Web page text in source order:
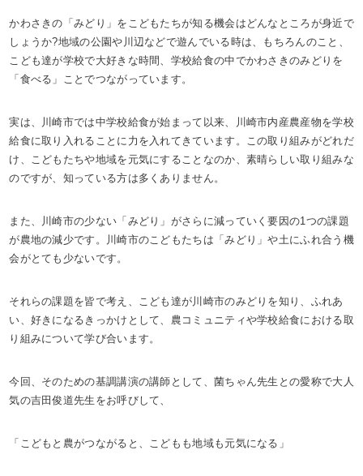
かわさきの「みどり」をこどもたちが知る機会はどんなところが身近で
しょうか?地域の公園や川辺などで遊んでいる時は、もちろんのこと、
こども達が学校で大好きな時間、学校給食の中でかわさきのみどりを
「食べる」ことでつながっています。
実は、川崎市では中学校給食が始まって以来、川崎市内産農産物を学校
給食に取り入れることに力を入れてきています。この取り組みがどれだ
け、こどもたちや地域を元気にすることなのか、素晴らしい取り組みな
のですが、知っている方は多くありません。
また、川崎市の少ない「みどり」がさらに減っていく要因の1つの課題
が農地の減少です。川崎市のこどもたちは「みどり」や土にふれ合う機
会がとても少ないです。
それらの課題を皆で考え、こども達が川崎市のみどりを知り、ふれあ
い、好きになるきっかけとして、農コミュニティや学校給食における取
り組みについて学び合います。
今回、そのための基調講演の講師として、菌ちゃん先生との愛称で大人
気の吉田俊道先生をお呼びして、
「こどもと農がつながると、こどもも地域も元気になる」